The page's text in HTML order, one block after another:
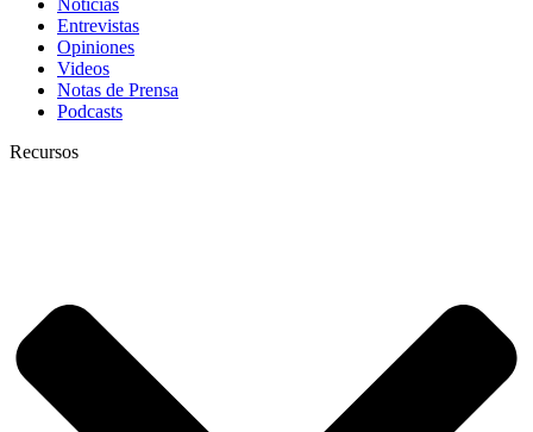
Entrevistas
Opiniones
Videos
Notas de Prensa
Podcasts
Recursos